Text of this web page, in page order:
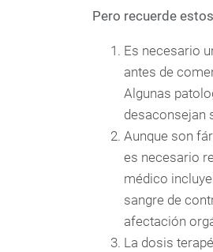
Pero recuerde
Es necesario
antes de
Algunas
desaconsejan
Aunque son
es necesario
médico
sangre de
afectación
La dosis